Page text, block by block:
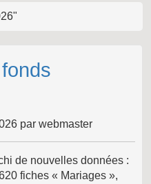
"
par webmaster
de nouvelles données :
fiches « Mariages »,